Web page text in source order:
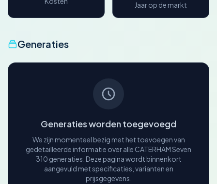
Jaar op de markt
Generaties
Generaties worden toegevoegd
We zijn momenteel bezig met het toevoegen van
gedetailleerde informatie over alle CATERHAM Seven
310 generaties. Deze pagina wordt binnenkort
aangevuld met specificaties, varianten en
prijsgegevens.